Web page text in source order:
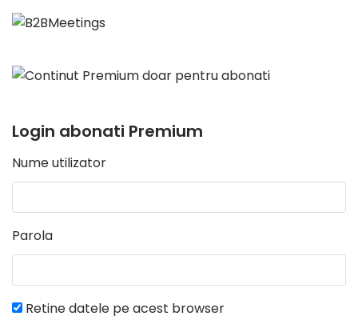
Login abonati Premium
Nume utilizator
Parola
Retine datele pe acest browser